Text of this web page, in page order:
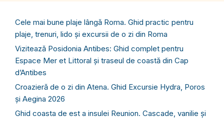
Cele mai bune plaje lângă Roma. Ghid practic pentru
plaje, trenuri, lido și excursii de o zi din Roma
Vizitează Posidonia Antibes: Ghid complet pentru
Espace Mer et Littoral și traseul de coastă din Cap
d’Antibes
Croazieră de o zi din Atena. Ghid Excursie Hydra, Poros
și Aegina 2026
Ghid coasta de est a insulei Reunion. Cascade, vanilie și